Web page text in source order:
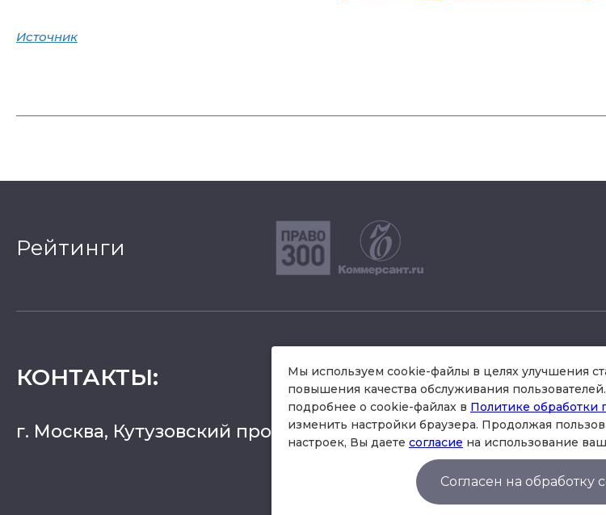
Источник
Рейтинги
КОНТАКТЫ: +7 495
г. Москва, Кутузовский проспект 36, стр.3 , офис 301 схема
Мы используем cookie-файлы в целях улучшения
повышения качества обслуживания
подробнее о cookie-файлах в Политике обработки
изменить настройки браузера. Продолжая
настроек, Вы даете согласие на использование
Согласен на обработку